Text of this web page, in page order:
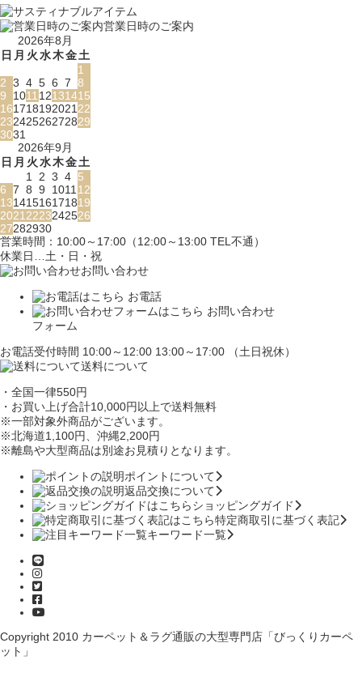
営業日時のご案内
2026年8月
日 月 火水木金土
1
2 3 4 5 6 7 8
9
1011 12131415
161718192021 22
23242526272829
3031
2026年9月
日 月 火水木金土
1
2 3 4 5
6 7 8 9 1011 12
13141516171819
2021 2223242526
27282930
営業時間：10:00～17:00（12:00～13:00 TEL不通）
休業日…土・日・祝
お問い合わせ
お電話
お問い合わせ
フォーム
お電話受付時間 10:00～12:00 13:00～17:00 （土日祝休）
送料について
・全国一律550円
・お買い上げ合計10,000円以上で送料無料
※一部対象外商品がございます。
※北海道1,100円 、沖縄2,200円
※離島や大型商品は別途お見積りとなります。
ポイントについて
返品交換について
ショッピングガイド
特定商取引に基づく表記
キーワード一覧
Copyright 2010 カーペット＆ラグ通販の大型専門店「びっくりカーペ
ット」